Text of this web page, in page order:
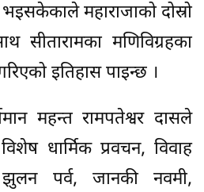
महाराजाको दोस्रो
सीतारामका मणिविग्रहका
इतिहास पाइन्छ ।
महन्त रामपतेश्वर दासले
धार्मिक प्रवचन, विवाह
झुलन पर्व, जानकी नवमी,